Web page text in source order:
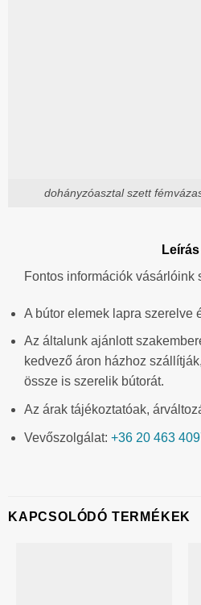
dohányzóasztal szett
Leírás
Fontos információk vásárlóink
A bútor elemek lapra szerelve
Az általunk ajánlott
kedvező áron házhoz
össze is szerelik bútorát.
Az árak tájékoztatóak,
Vevőszolgálat: +36 20 463
KAPCSOLÓDÓ TERMÉKEK